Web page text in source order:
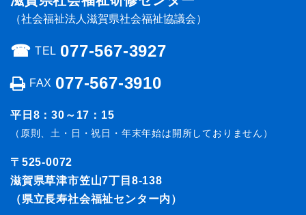
（社会福祉法人滋賀県社会福祉協議会）
☎︎ TEL 077-567-3927
FAX 077-567-3910
平日8：30～17：15
（原則、土・日・祝日・年末年始は開所しておりません）
〒525-0072
滋賀県草津市笠山7丁目8-138
（県立長寿社会福祉センター内）